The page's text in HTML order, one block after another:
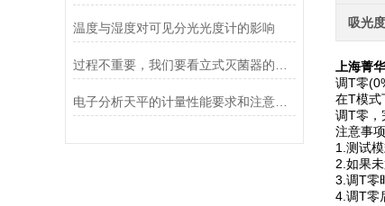
温度与湿度对可见分光光度计的影响
电子分析天平的计量性能要求和注意事项说明
吸光
上海菁
调T零
在T模式
调T零，
注意事项
1.测试
2.如果
3.调T零
4.调T零